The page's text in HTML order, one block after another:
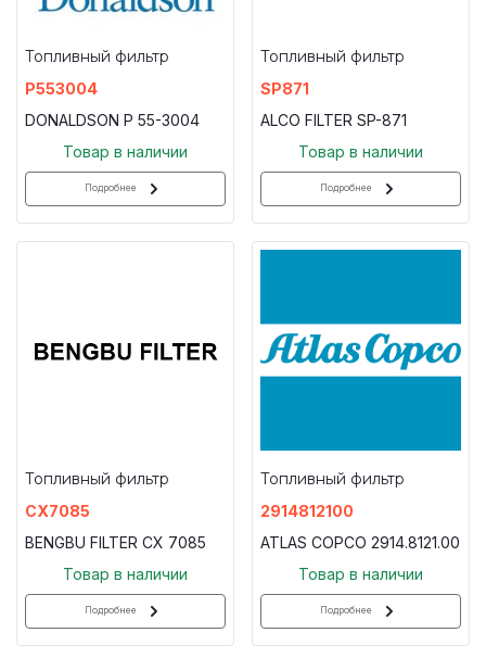
Топливный фильтр
P553004
DONALDSON P 55-3004
Товар в наличии
Подробнее
Топливный фильтр
SP871
ALCO FILTER SP-871
Товар в наличии
Подробнее
Топливный фильтр
CX7085
BENGBU FILTER CX 7085
Товар в наличии
Подробнее
Топливный фильтр
2914812100
ATLAS COPCO 2914.8121.00
Товар в наличии
Подробнее